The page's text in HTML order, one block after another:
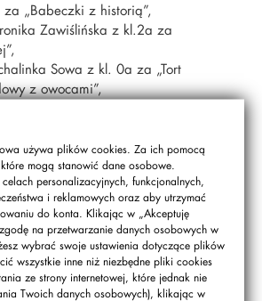
używa plików cookies. Za ich pomocą
mogą stanowić dane osobowe.
personalizacyjnych, funkcjonalnych,
i reklamowych oraz aby utrzymać
do konta. Klikając w „Akceptuję
na przetwarzanie danych osobowych w
wybrać swoje ustawienia dotyczące plików
wszystkie inne niż niezbędne pliki cookies
ze strony internetowej, które jednak nie
Twoich danych osobowych), klikając w
„Babeczki z historią”,
Zawiślińska z kl.2a za
Sowa z kl. 0a za „Tort
z owocami”,
z kl. 0a za „Pozytywnie
i Marcel Karda z kl. 0a i z kl. 1b
kozim serem i suszonymi
Borowski z kl. 1c za „Tartę z
fetą i suszonymi pomidorami”.